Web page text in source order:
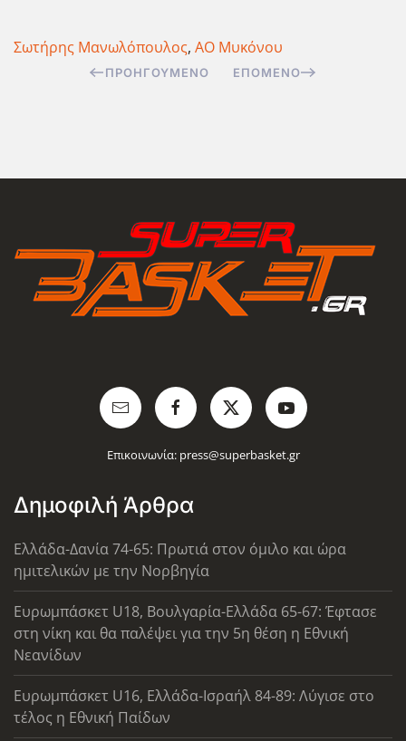
Σωτήρης Μανωλόπουλος, ΑΟ Μυκόνου
ΠΡΟΗΓΟΎΜΕΝΟ ΕΠΌΜΕΝΟ
Επικοινωνία: press@superbasket.gr
Δημοφιλή Άρθρα
Ελλάδα-Δανία 74-65: Πρωτιά στον όμιλο και ώρα
ημιτελικών με την Νορβηγία
Ευρωμπάσκετ U18, Βουλγαρία-Ελλάδα 65-67: Έφτασε
στη νίκη και θα παλέψει για την 5η θέση η Εθνική
Νεανίδων
Ευρωμπάσκετ U16, Ελλάδα-Ισραήλ 84-89: Λύγισε στο
τέλος η Εθνική Παίδων